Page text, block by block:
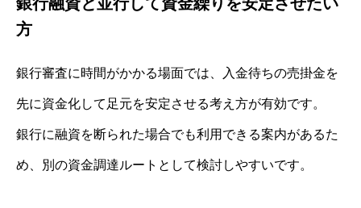
方
銀行審査に時間がかかる場面では、入金待ちの売掛金を
先に資金化して足元を安定させる考え方が有効です。
銀行に融資を断られた場合でも利用できる案内があるた
め、別の資金調達ルートとして検討しやすいです。